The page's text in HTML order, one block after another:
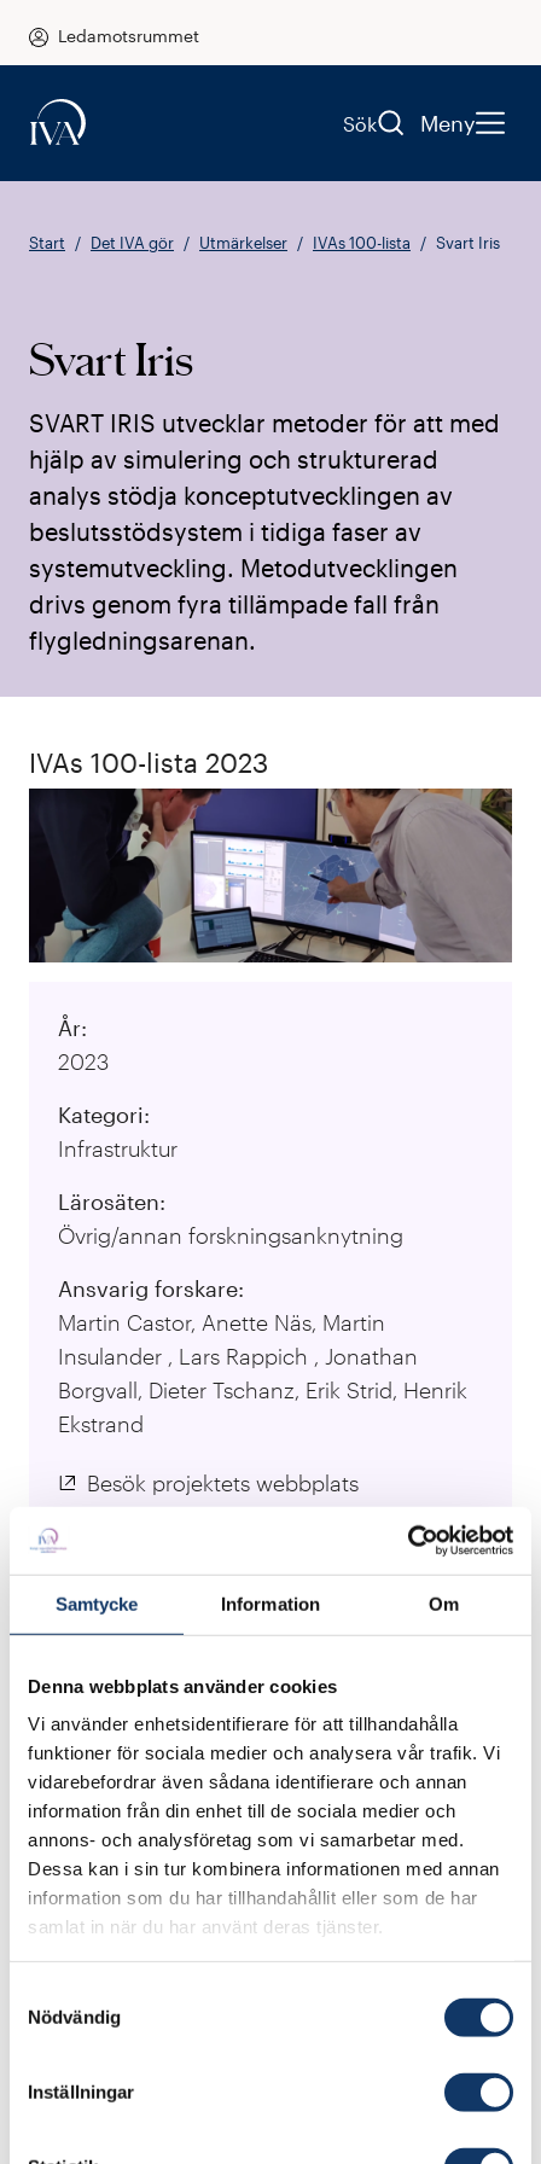
Samtycke Information Om
Denna webbplats använder cookies
Vi använder enhetsidentifierare för att tillhandahålla
funktioner för sociala medier och analysera vår trafik. Vi
vidarebefordrar även sådana identifierare och annan
information från din enhet till de sociala medier och
annons- och analysföretag som vi samarbetar med.
Dessa kan i sin tur kombinera informationen med annan
information som du har tillhandahållit eller som de har
samlat in när du har använt deras tjänster.
Nödvändig
Inställningar
Ledamotsrummet
Sök Meny
Start Det IVA gör Utmärkelser IVAs 100-lista Svart Iris
Svart Iris
SVART IRIS utvecklar metoder för att med
hjälp av simulering och strukturerad
analys stödja konceptutvecklingen av
beslutsstödsystem i tidiga faser av
systemutveckling. Metodutvecklingen
drivs genom fyra tillämpade fall från
flygledningsarenan.
IVAs 100-lista 2023
År:
2023
Kategori:
Infrastruktur
Lärosäten:
Övrig/annan forskningsanknytning
Ansvarig forskare:
Martin Castor, Anette Näs, Martin
Insulander , Lars Rappich , Jonathan
Borgvall, Dieter Tschanz, Erik Strid, Henrik
Ekstrand
Besök projektets webbplats
Flyget måste bli mer miljöanpassat och det finns
många sätt att lösa det, exempelvis genom
effektivare och mer miljövänliga inflygningar till
flygplatser. Men då behövs det förbättrade
beslutsstöd för flygledarna för att nå den fulla
potentialen.
Innovationsutrymmet för beslutsstöd är störst
tidigt i ett projekt, men då saknas det ofta
metoder och verktyg för att vidareutveckla
tidiga innovativa lösningsförslag.
konceptutvecklingen av beslutsstödsystem i
Metodutvecklingen drivs genom fyra tillämpade
fall från flygledningsarenan. Svenska företag
och myndigheter måste göra många tidiga